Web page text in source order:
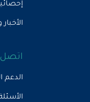
الأخبار
اتصل
الدعم
الأسئلة